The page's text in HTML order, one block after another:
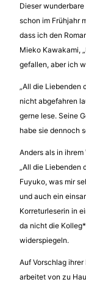
Dieser
schon im Frühjahr
dass ich den
Mieko Kawakami,
gefallen, aber ich
„All die
nicht abgefahren
gerne lese. Seine
habe sie dennoch
Anders als in
„All die
Fuyuko, was mir
und auch ein
Korreturleserin in
da nicht die
widerspiegeln.
Auf Vorschlag
arbeitet von zu